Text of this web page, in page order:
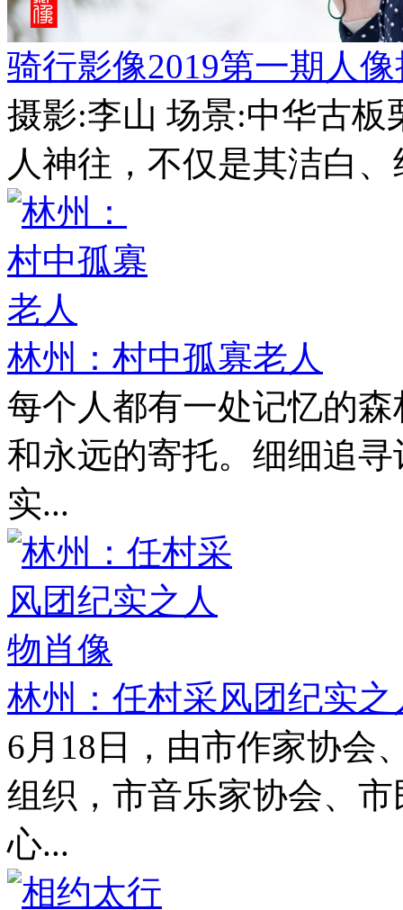
骑行影像2019第一期人
摄影:李山 场景:中华古
人神往，不仅是其洁白
林州：村中孤寡老人
每个人都有一处记忆的
和永远的寄托。细细追
实...
林州：任村采风团纪实
6月18日，由市作家协会
组织，市音乐家协会、
心...